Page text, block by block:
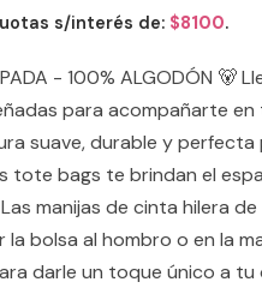
s/interés de: $8100.
- 100% ALGODÓN
para acompañarte
suave, durable y
tote bags te brindan el
manijas de cinta hilera
bolsa al hombro o en la
darle un toque único a